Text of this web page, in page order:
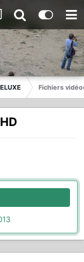
Fichiers